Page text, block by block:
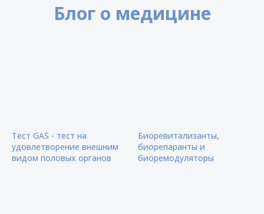
Блог о медицине
Тест GAS - тест на
удовлетворение внешним
видом половых органов
Биоревитализанты,
биорепаранты и
биоремодуляторы